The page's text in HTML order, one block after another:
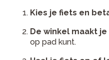
Kies je fiets en
De winkel maakt
op pad kunt.